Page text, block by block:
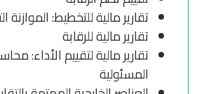
تقارير مالية للتخطيط: الموازنة
تقارير مالية للرقابة
تقارير مالية لتقييم الأداء:
المسئولية